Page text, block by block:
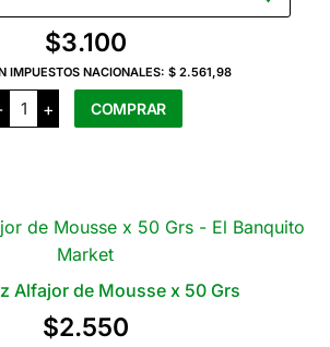
elegir
en
la
página
del
precios:
$2.500
hasta
$3.100
IMPUESTOS NACIONALES: $ 2.561,98
La
Delfina
Alfajor
cantidad
+ COMPRAR
varias
variantes.
Las
se
Alfajor de Mousse x 50 Grs
$2.550